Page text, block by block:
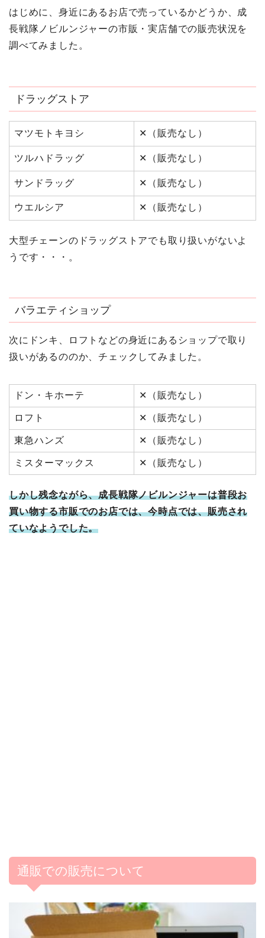
はじめに、身近にあるお店で売っているかどうか、成
長戦隊ノビルンジャーの市販・実店舗での販売状況を
調べてみました。
ドラッグストア
マツモトキヨシ ✕（販売なし）
ツルハドラッグ ✕（販売なし）
サンドラッグ ✕（販売なし）
ウエルシア ✕（販売なし）
大型チェーンのドラッグストアでも取り扱いがないよ
うです・・・。
バラエティショップ
次にドンキ、ロフトなどの身近にあるショップで取り
扱いがあるののか、チェックしてみました。
ドン・キホーテ ✕（販売なし）
ロフト ✕（販売なし）
東急ハンズ ✕（販売なし）
ミスターマックス ✕（販売なし）
しかし残念ながら、成長戦隊ノビルンジャーは普段お
買い物する市販でのお店では、今時点では、販売され
ていなようでした。
通販での販売について